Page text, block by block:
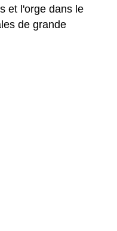
et l'orge dans le
de grande